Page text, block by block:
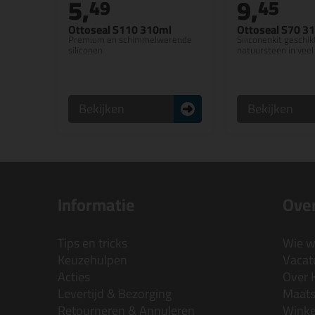
Ottoseal S110 310ml
Premium en schimmelwerende
5,49
Ottoseal S70
Siliconenkit
9,45